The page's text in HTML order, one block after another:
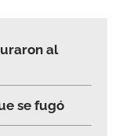
al
se fugó